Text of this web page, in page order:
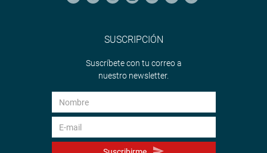
SUSCRIPCIÓN
Suscríbete con tu correo a
nuestro newsletter.